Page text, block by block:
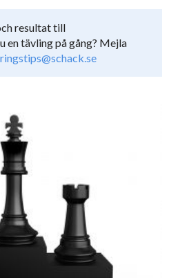
resultat till
en tävling på gång? Mejla